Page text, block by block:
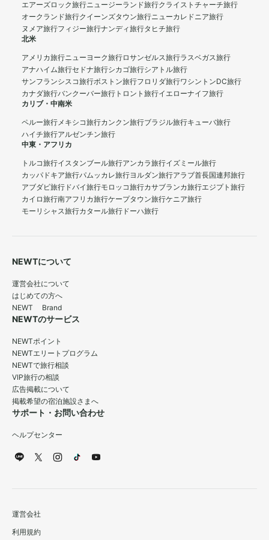
エアーズロック旅行ニュージーランド旅行クライストチャーチ旅行
オークランド旅行クイーンズタウン旅行ニューカレドニア旅行
ヌメア旅行フィジー旅行ナンディ旅行タヒチ旅行
北米
アメリカ旅行ニューヨーク旅行ロサンゼルス旅行ラスベガス旅行
アナハイム旅行セドナ旅行シカゴ旅行シアトル旅行
サンフランシスコ旅行ボストン旅行フロリダ旅行ワシントンDC旅行
カナダ旅行バンクーバー旅行 トロント旅行イエローナイフ旅行
カリブ・中南米
ペルー旅行メキシコ旅行カンクン旅行ブラジル旅行キューバ旅行
ハイチ旅行アルゼンチン旅行
中東・アフリカ
トルコ旅行イスタンブール旅行アンカラ旅行イズミール旅行
カッパドキア旅行パムッカレ旅行ヨルダン旅行アラブ首長国連邦旅行
アブダビ旅行 ドバイ旅行モロッコ旅行カサブランカ旅行エジプト旅行
カイロ旅行南アフリカ旅行ケープタウン旅行ケニア旅行
モーリシャス旅行カタール旅行 ドーハ旅行
NEWTについて
運営会社について
はじめての方へ
NEWT Brand
NEWTのサービス
NEWTポイント
NEWTエリートプログラム
NEWTで旅行相談
VIP旅行の相談
広告掲載について
掲載希望の宿泊施設さまへ
サポート・お問い合わせ
ヘルプセンター
運営会社
利用規約